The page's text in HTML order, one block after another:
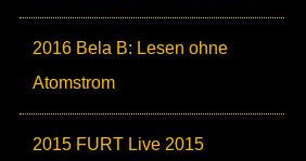
2016 Bela B: Lesen ohne
Atomstrom
2015 FURT Live 2015